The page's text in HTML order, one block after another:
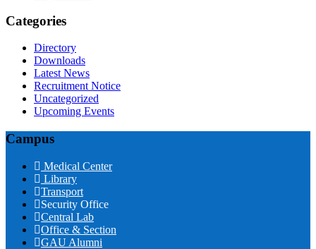
Categories
Directory
Downloads
Latest News
Recruitment Notice
Uncategorized
Upcoming Events
Campus
Medical Center
Library
Transport
Security Office
Central Lab
Office & Section
GAU Alumni